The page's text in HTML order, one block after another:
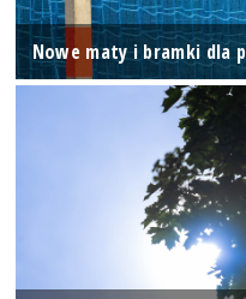
Nowe maty i bramki dla